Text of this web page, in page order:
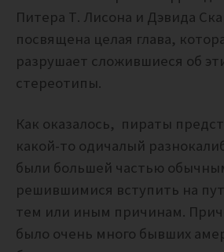
Питера Т. Лисона и Дэвида
посвящена целая глава,
разрушает сложившиеся об
стереотипы.
Как оказалось, пираты
какой-то одичалый
были большей частью
решившимися вступить на
тем или иным причинам.
было очень много бывших